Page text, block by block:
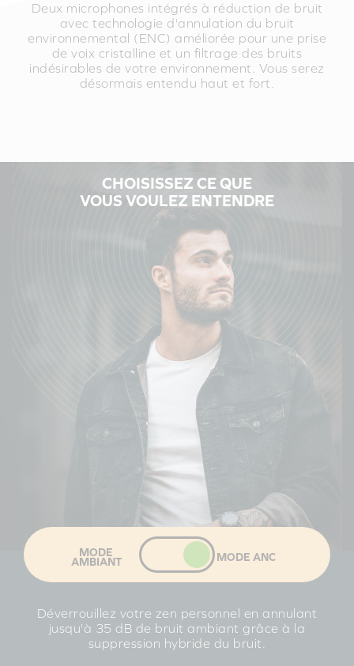
Deux microphones intégrés à réduction de bruit
avec technologie d'annulation du bruit
environnemental (ENC) améliorée pour une prise
de voix cristalline et un filtrage des bruits
indésirables de votre environnement. Vous serez
désormais entendu haut et fort.
CHOISISSEZ CE QUE
VOUS VOULEZ ENTENDRE
MODE
AMBIANT MODE ANC
Déverrouillez votre zen personnel en annulant
jusqu'à 35 dB de bruit ambiant grâce à la
suppression hybride du bruit.